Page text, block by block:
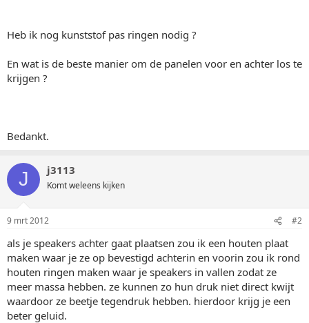
Heb ik nog kunststof pas ringen nodig ?
En wat is de beste manier om de panelen voor en achter los te
krijgen ?
Bedankt.
J j3113
Komt weleens kijken
9 mrt 2012 #2
als je speakers achter gaat plaatsen zou ik een houten plaat
maken waar je ze op bevestigd achterin en voorin zou ik rond
houten ringen maken waar je speakers in vallen zodat ze
meer massa hebben. ze kunnen zo hun druk niet direct kwijt
waardoor ze beetje tegendruk hebben. hierdoor krijg je een
beter geluid.